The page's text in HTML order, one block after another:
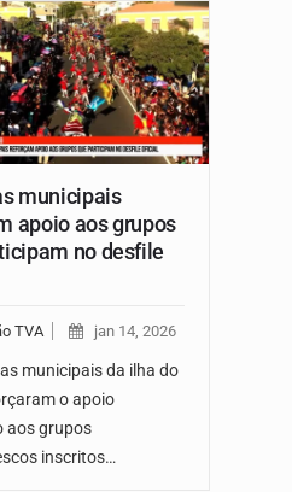
municipais
apoio aos grupos
no desfile
TVA jan 14, 2026
municipais da ilha do
o apoio
aos grupos
inscritos…